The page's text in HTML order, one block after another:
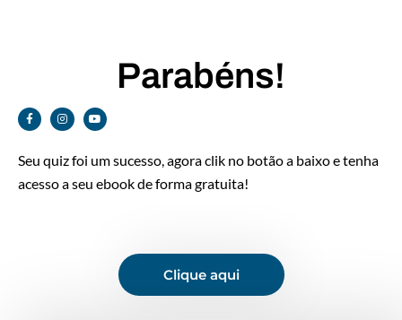
Parabéns!
Seu quiz foi um sucesso, agora clik no botão a baixo e tenha
acesso a seu ebook de forma gratuita!
Clique aqui